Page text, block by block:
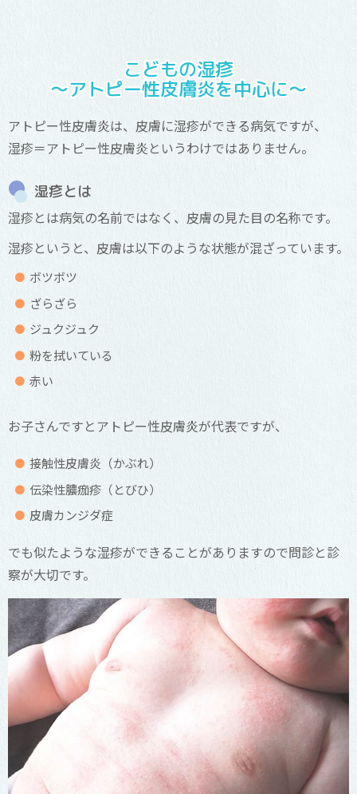
こどもの湿疹
～アトピー性皮膚炎を中心に～
アトピー性皮膚炎は、皮膚に湿疹ができる病気ですが、
湿疹＝アトピー性皮膚炎というわけではありません。
湿疹とは
湿疹とは病気の名前ではなく、皮膚の見た目の名称です。
湿疹というと、皮膚は以下のような状態が混ざっています。
ボツボツ
ざらざら
ジュクジュク
粉を拭いている
赤い
お子さんですとアトピー性皮膚炎が代表ですが、
接触性皮膚炎（かぶれ）
伝染性膿痂疹（とびひ）
皮膚カンジダ症
でも似たような湿疹ができることがありますので問診と診
察が大切です。